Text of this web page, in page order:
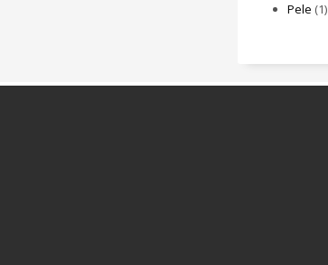
Pele (1)